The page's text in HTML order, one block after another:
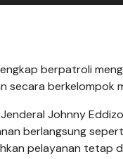
berpatroli
berkelompok
Johnny
berlangsung
pelayanan tetap